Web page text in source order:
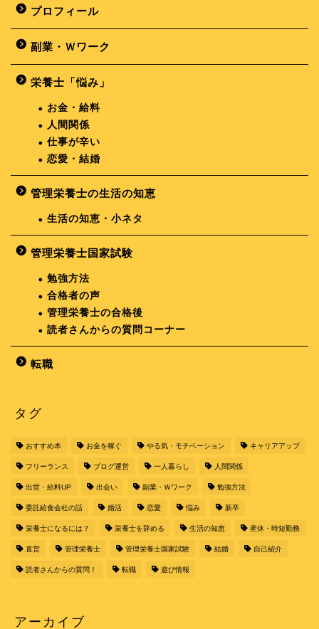
プロフィール
副業・Ｗワーク
栄養士「悩み」
お金・給料
人間関係
仕事が辛い
恋愛・結婚
管理栄養士の生活の知恵
生活の知恵・小ネタ
管理栄養士国家試験
勉強方法
合格者の声
管理栄養士の合格後
読者さんからの質問コーナー
転職
タグ
おすすめ本 お金を稼ぐ やる気・モチベーション キャリアアップ
フリーランス ブログ運営 一人暮らし 人間関係
出世・給料UP 出会い 副業・Ｗワーク 勉強方法
委託給食会社の話 婚活 恋愛 悩み 新卒
栄養士になるには？ 栄養士を辞める 生活の知恵 産休・時短勤務
直営 管理栄養士 管理栄養士国家試験 結婚 自己紹介
読者さんからの質問！ 転職 遊び情報
アーカイブ